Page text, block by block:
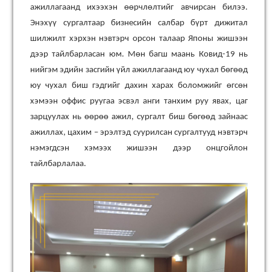
ажиллагаанд ихээхэн өөрчлөлтийг авчирсан билээ.
Энэхүү сургалтаар бизнесийн салбар бүрт дижитал
шилжилт хэрхэн нэвтэрч орсон талаар Японы жишээн
дээр тайлбарласан юм. Мөн багш маань Ковид-19 нь
нийгэм эдийн засгийн үйл ажиллагаанд юу чухал бөгөөд
юу чухал биш гэдгийг дахин харах боломжийг өгсөн
хэмээн оффис руугаа эсвэл анги танхим руу явах, цаг
зарцуулах нь өөрөө ажил, сургалт биш бөгөөд зайнаас
ажиллах, цахим – эрэлтэд суурилсан сургалтууд нэвтэрч
нэмэгдсэн хэмээх жишээн дээр онцгойлон
тайлбарлалаа.